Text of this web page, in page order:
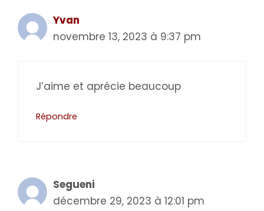
Yvan
novembre 13, 2023 à 9:37 pm
J’aime et aprécie beaucoup
Répondre
Segueni
décembre 29, 2023 à 12:01 pm